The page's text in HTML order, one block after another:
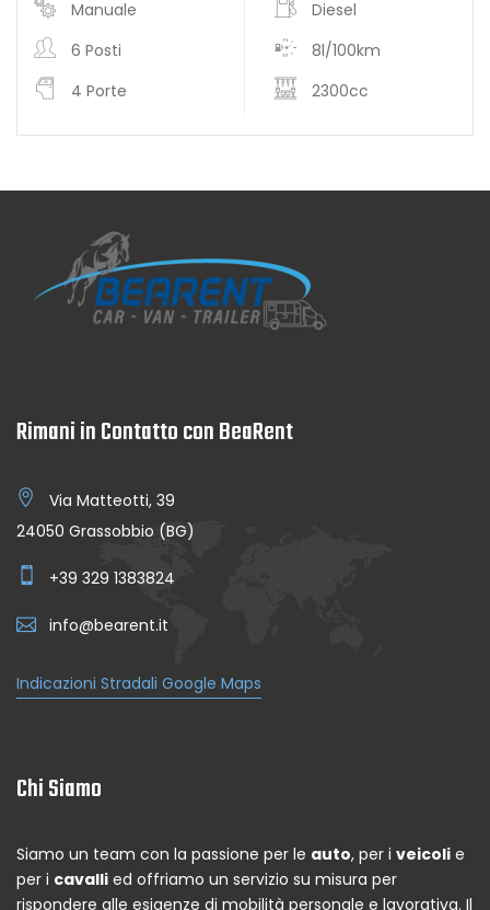
Manuale
Diesel
6 Posti
8l/100km
4 Porte
2300cc
Rimani in Contatto con BeaRent
Via Matteotti, 39
24050 Grassobbio (BG)
+39 329 1383824
info@bearent.it
Indicazioni Stradali Google Maps
Chi Siamo
Siamo un team con la passione per le auto, per i veicoli e
per i cavalli ed offriamo un servizio su misura per
rispondere alle esigenze di mobilità personale e lavorativa. Il